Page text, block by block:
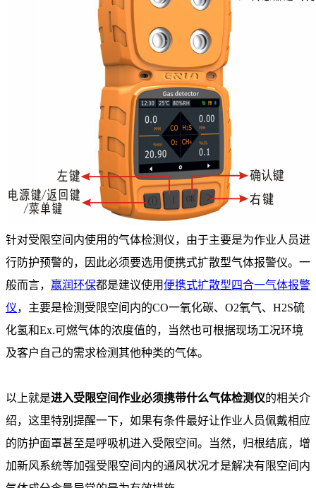
针对受限空间内使用的气体检测仪，由于主要是为作业人员进
行防护预警的，因此必须要选用便携式扩散型气体报警仪。一
般而言， 赢润环保都是建议使用便携式扩散型四合一气体报警
仪，主要是检测受限空间内的CO一氧化碳、O2氧气、H2S硫
化氢和Ex.可燃气体的浓度值的，当然也可根据现场工况环境
及客户自己的需求检测其他种类的气体。
以上就是进入受限空间作业必须携带什么气体检测仪的相关介
绍，这里特别提醒一下，如果有条件最好让作业人员佩戴相应
的防护面罩甚至是呼吸机进入受限空间。当然，归根结底，增
加新风系统等加强受限空间内的通风状况才是解决有限空间内